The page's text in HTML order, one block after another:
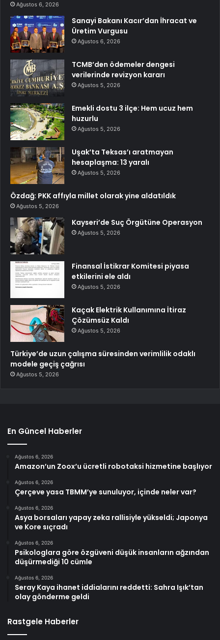
Ağustos 6, 2026
Sanayi Bakanı Kacır’dan İhracat ve
Üretim Vurgusu
Ağustos 6, 2026
TCMB’den ödemeler dengesi
verilerinde revizyon kararı
Ağustos 5, 2026
Emekli dostu 3 ilçe: Hem ucuz hem
huzurlu
Ağustos 5, 2026
Uşak’ta Teksas’ı aratmayan
hesaplaşma: 13 yaralı
Ağustos 5, 2026
Özdağ: PKK affıyla millet olarak yine aldatıldık
Ağustos 5, 2026
Kayseri’de Suç Örgütüne Operasyon
Ağustos 5, 2026
Finansal İstikrar Komitesi piyasa
etkilerini ele aldı
Ağustos 5, 2026
Kaçak Elektrik Kullanımına İtiraz
Çözümsüz Kaldı
Ağustos 5, 2026
Türkiye’de uzun çalışma süresinden verimlilik odaklı
modele geçiş çağrısı
Ağustos 5, 2026
En Güncel Haberler
Ağustos 6, 2026
Amazon’un Zoox’u ücretli robotaksi hizmetine başlıyor
Ağustos 6, 2026
Çerçeve yasa TBMM’ye sunuluyor, içinde neler var?
Ağustos 6, 2026
Asya borsaları yapay zeka rallisiyle yükseldi; Japonya
ve Kore sıçradı
Ağustos 6, 2026
Psikologlara göre özgüveni düşük insanların ağzından
düşürmediği 10 cümle
Ağustos 6, 2026
Seray Kaya ihanet iddialarını reddetti: Sahra Işık’tan
olay gönderme geldi
Rastgele Haberler